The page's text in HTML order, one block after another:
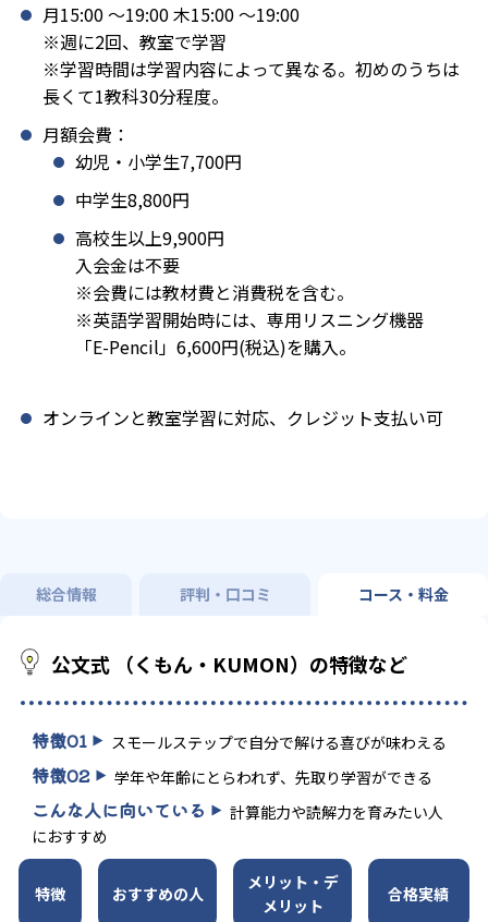
月15:00 〜19:00 木15:00 〜19:00
※週に2回、教室で学習
※学習時間は学習内容によって異なる。初めのうちは
長くて1教科30分程度。
月額会費：
幼児・小学生7,700円
中学生8,800円
高校生以上9,900円
入会金は不要
※会費には教材費と消費税を含む。
※英語学習開始時には、専用リスニング機器
「E-Pencil」6,600円(税込)を購入。
オンラインと教室学習に対応、クレジット支払い可
総合情報 評判・口コミ コース・料金
公文式 （くもん・KUMON）の特徴など
特徴01 スモールステップで自分で解ける喜びが味わえる
特徴02 学年や年齢にとらわれず、先取り学習ができる
こんな人に向いている
計算能力や読解力を育みたい人
におすすめ
特徴 おすすめの人
メリット・デ
メリット
合格実績